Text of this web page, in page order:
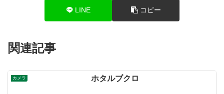
LINE コピー
関連記事
カメラ ホタルブクロ